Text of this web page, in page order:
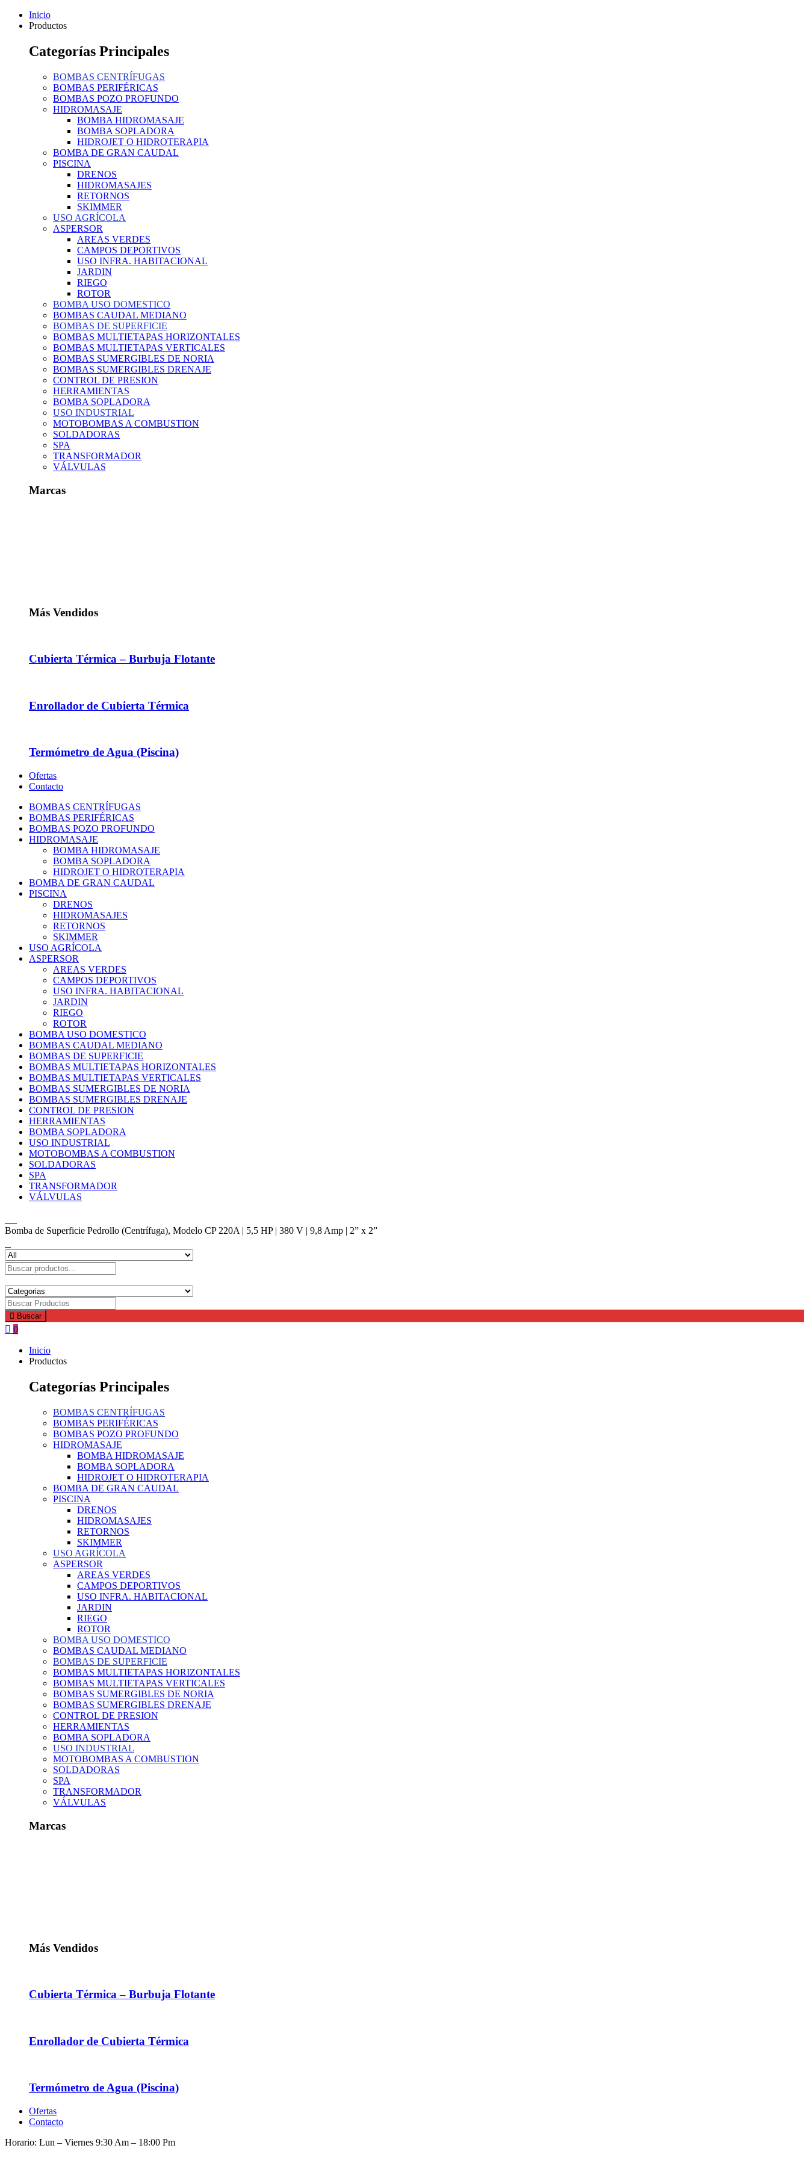
Inicio
Productos
Categorías Principales
BOMBAS CENTRÍFUGAS
BOMBAS PERIFÉRICAS
BOMBAS POZO PROFUNDO
HIDROMASAJE
BOMBA HIDROMASAJE
BOMBA SOPLADORA
HIDROJET O HIDROTERAPIA
BOMBA DE GRAN CAUDAL
PISCINA
DRENOS
HIDROMASAJES
RETORNOS
SKIMMER
USO AGRÍCOLA
ASPERSOR
AREAS VERDES
CAMPOS DEPORTIVOS
USO INFRA. HABITACIONAL
JARDIN
RIEGO
ROTOR
BOMBA USO DOMESTICO
BOMBAS CAUDAL MEDIANO
BOMBAS DE SUPERFICIE
BOMBAS MULTIETAPAS HORIZONTALES
BOMBAS MULTIETAPAS VERTICALES
BOMBAS SUMERGIBLES DE NORIA
BOMBAS SUMERGIBLES DRENAJE
CONTROL DE PRESION
HERRAMIENTAS
BOMBA SOPLADORA
USO INDUSTRIAL
MOTOBOMBAS A COMBUSTION
SOLDADORAS
SPA
TRANSFORMADOR
VÁLVULAS
Marcas
Más Vendidos
Cubierta Térmica – Burbuja Flotante
Enrollador de Cubierta Térmica
Termómetro de Agua (Piscina)
Ofertas
Contacto
BOMBAS CENTRÍFUGAS
BOMBAS PERIFÉRICAS
BOMBAS POZO PROFUNDO
HIDROMASAJE
BOMBA HIDROMASAJE
BOMBA SOPLADORA
HIDROJET O HIDROTERAPIA
BOMBA DE GRAN CAUDAL
PISCINA
DRENOS
HIDROMASAJES
RETORNOS
SKIMMER
USO AGRÍCOLA
ASPERSOR
AREAS VERDES
CAMPOS DEPORTIVOS
USO INFRA. HABITACIONAL
JARDIN
RIEGO
ROTOR
BOMBA USO DOMESTICO
BOMBAS CAUDAL MEDIANO
BOMBAS DE SUPERFICIE
BOMBAS MULTIETAPAS HORIZONTALES
BOMBAS MULTIETAPAS VERTICALES
BOMBAS SUMERGIBLES DE NORIA
BOMBAS SUMERGIBLES DRENAJE
CONTROL DE PRESION
HERRAMIENTAS
BOMBA SOPLADORA
USO INDUSTRIAL
MOTOBOMBAS A COMBUSTION
SOLDADORAS
SPA
TRANSFORMADOR
VÁLVULAS
Bomba de Superficie Pedrollo (Centrífuga), Modelo CP 220A | 5,5 HP | 380 V | 9,8 Amp | 2” x 2”
Buscar
0
Inicio
Productos
Categorías Principales
BOMBAS CENTRÍFUGAS
BOMBAS PERIFÉRICAS
BOMBAS POZO PROFUNDO
HIDROMASAJE
BOMBA HIDROMASAJE
BOMBA SOPLADORA
HIDROJET O HIDROTERAPIA
BOMBA DE GRAN CAUDAL
PISCINA
DRENOS
HIDROMASAJES
RETORNOS
SKIMMER
USO AGRÍCOLA
ASPERSOR
AREAS VERDES
CAMPOS DEPORTIVOS
USO INFRA. HABITACIONAL
JARDIN
RIEGO
ROTOR
BOMBA USO DOMESTICO
BOMBAS CAUDAL MEDIANO
BOMBAS DE SUPERFICIE
BOMBAS MULTIETAPAS HORIZONTALES
BOMBAS MULTIETAPAS VERTICALES
BOMBAS SUMERGIBLES DE NORIA
BOMBAS SUMERGIBLES DRENAJE
CONTROL DE PRESION
HERRAMIENTAS
BOMBA SOPLADORA
USO INDUSTRIAL
MOTOBOMBAS A COMBUSTION
SOLDADORAS
SPA
TRANSFORMADOR
VÁLVULAS
Marcas
Más Vendidos
Cubierta Térmica – Burbuja Flotante
Enrollador de Cubierta Térmica
Termómetro de Agua (Piscina)
Ofertas
Contacto
Horario: Lun – Viernes 9:30 Am – 18:00 Pm